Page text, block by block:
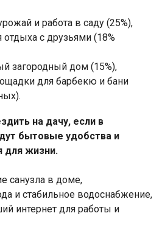
и работа в саду (25%),
с друзьями (18%
загородный дом (15%),
для барбекю и бани
на дачу, если в
бытовые удобства и
для жизни.
санузла в доме,
и стабильное водоснабжение,
интернет для работы и